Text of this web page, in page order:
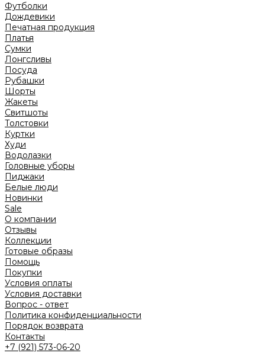
Футболки
Дождевики
Печатная продукция
Платья
Сумки
Лонгсливы
Посуда
Рубашки
Шорты
Жакеты
Свитшоты
Толстовки
Куртки
Худи
Водолазки
Головные уборы
Пиджаки
Белые люди
Новинки
Sale
О компании
Отзывы
Коллекции
Готовые образы
Помощь
Покупки
Условия оплаты
Условия доставки
Вопрос - ответ
Политика конфиденциальности
Порядок возврата
Контакты
+7 (921) 573-06-20